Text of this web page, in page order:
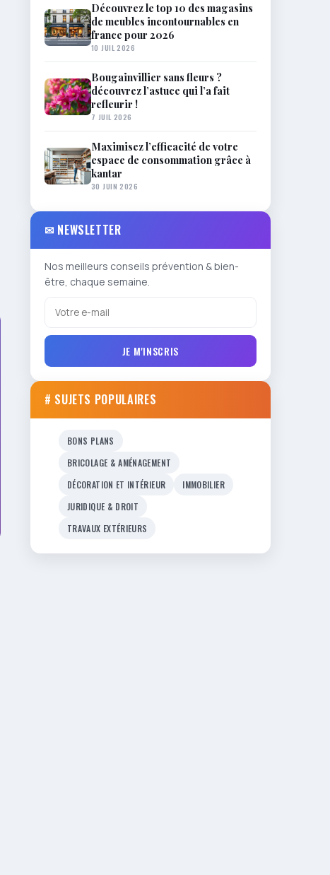
Découvrez le top 10 des magasins
de meubles incontournables en
france pour 2026
10 JUIL 2026
Bougainvillier sans fleurs ?
découvrez l’astuce qui l’a fait
refleurir !
7 JUIL 2026
Maximisez l’efficacité de votre
espace de consommation grâce à
kantar
30 JUIN 2026
✉ NEWSLETTER
Nos meilleurs conseils prévention & bien-
être, chaque semaine.
JE M'INSCRIS
# SUJETS POPULAIRES
BONS PLANS
BRICOLAGE & AMÉNAGEMENT
DÉCORATION ET INTÉRIEUR
IMMOBILIER
JURIDIQUE & DROIT
TRAVAUX EXTÉRIEURS